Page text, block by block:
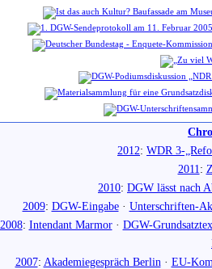
2012: WDR 3-
2011:
2010: DGW lässt nach
2009: DGW-Eingabe· Unterschriften-
2008: Intendant Marmor· DGW-
2007: Akademiegespräch Berlin · EU-